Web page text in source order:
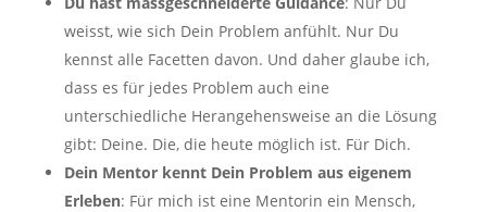
weisst, wie sich Dein Problem anfühlt. Nur Du
kennst alle Facetten davon. Und daher glaube ich,
dass es für jedes Problem auch eine
unterschiedliche Herangehensweise an die Lösung
gibt: Deine. Die, die heute möglich ist. Für Dich.
Dein Mentor kennt Dein Problem aus eigenem
Erleben: Für mich ist eine Mentorin ein Mensch,